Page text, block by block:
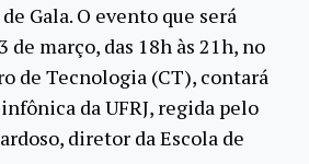
Gala. O evento que será
de março, das 18h às 21h, no
de Tecnologia (CT), contará
da UFRJ, regida pelo
diretor da Escola de